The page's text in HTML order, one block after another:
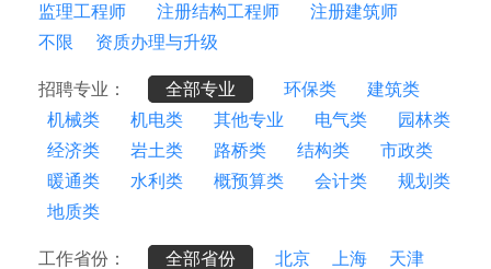
监理工程师
注册结构工程师
注册建筑师
不限
资质办理与升级
招聘专业： 全部专业 环保类
建筑类
机械类
机电类 其他专业 电气类
园林类
经济类
岩土类 路桥类 结构类
市政类
暖通类
水利类 概预算类 会计类
规划类
地质类
工作省份： 全部省份 北京 上海
天津